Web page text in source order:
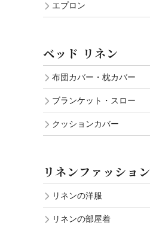
エプロン
ベッド リネン
布団カバー・枕カバー
ブランケット・スロー
クッションカバー
リネンファッション
リネンの洋服
リネンの部屋着